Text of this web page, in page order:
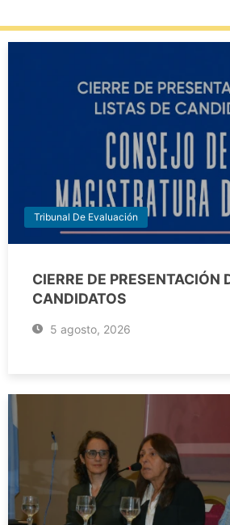
Tribunal De Evaluación
CIERRE DE PRESENTACIÓN
CANDIDATOS
5 agosto, 2026